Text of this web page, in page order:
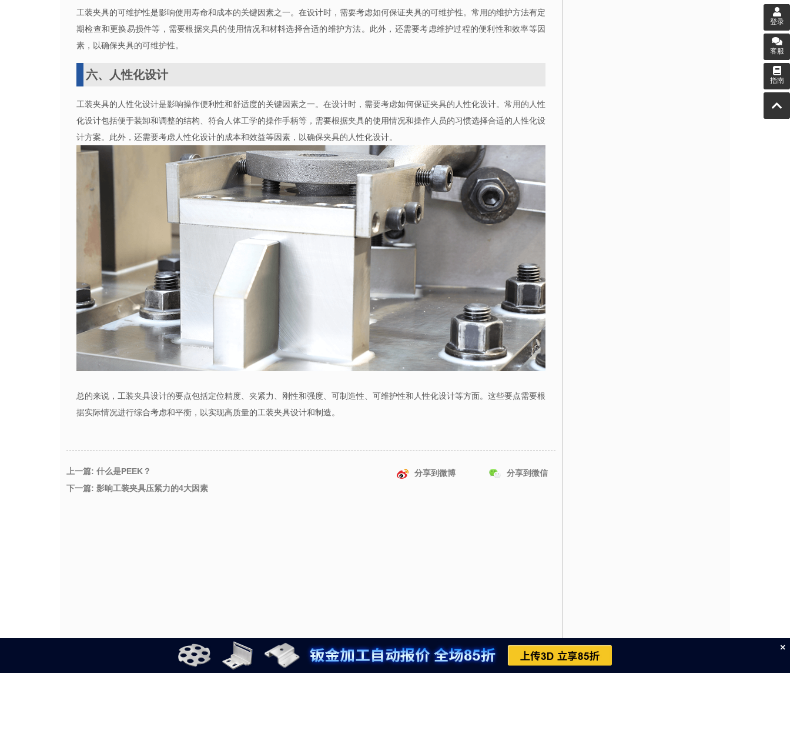
工装夹具的可维护性是影响使用寿命和成本的关键因素之一。在设计时，需要考虑如何保证夹具的可维护性。常用的维护方法有定
期检查和更换易损件等，需要根据夹具的使用情况和材料选择合适的维护方法。此外，还需要考虑维护过程的便利性和效率等因
素，以确保夹具的可维护性。
六、人性化设计
工装夹具的人性化设计是影响操作便利性和舒适度的关键因素之一。在设计时，需要考虑如何保证夹具的人性化设计。常用的人性
化设计包括便于装卸和调整的结构、符合人体工学的操作手柄等，需要根据夹具的使用情况和操作人员的习惯选择合适的人性化设
计方案。此外，还需要考虑人性化设计的成本和效益等因素，以确保夹具的人性化设计。
总的来说，工装夹具设计的要点包括定位精度、夹紧力、刚性和强度、可制造性、可维护性和人性化设计等方面。这些要点需要根
据实际情况进行综合考虑和平衡，以实现高质量的工装夹具设计和制造。
上一篇: 什么是PEEK？
下一篇: 影响工装夹具压紧力的4大因素
分享到微博 分享到微信
×
登录
客服
指南